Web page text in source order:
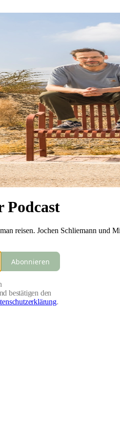
Podcast
reisen. Jochen Schliemann und
Abonnieren
bestätigen den
.